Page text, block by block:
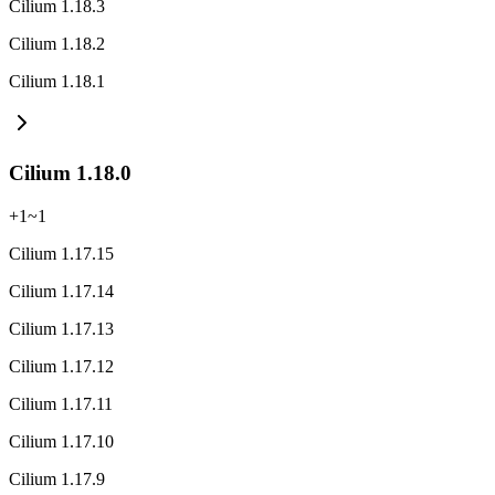
Cilium 1.18.3
Cilium 1.18.2
Cilium 1.18.1
Cilium 1.18.0
+1~1
Cilium 1.17.15
Cilium 1.17.14
Cilium 1.17.13
Cilium 1.17.12
Cilium 1.17.11
Cilium 1.17.10
Cilium 1.17.9